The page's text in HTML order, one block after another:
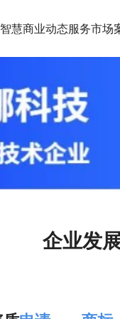
智慧商业动态服务市场
企业发